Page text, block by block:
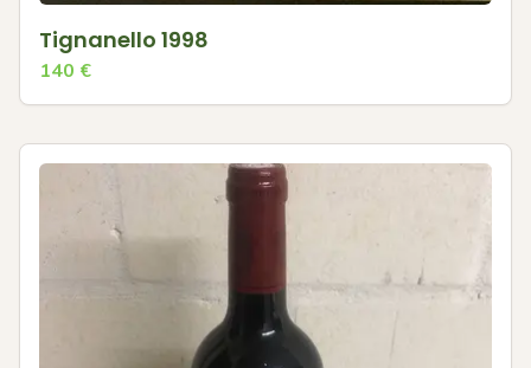
Tignanello 1998
140 €